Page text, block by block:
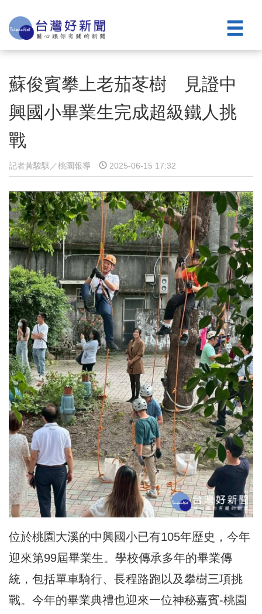
蘇俊賓攀上老茄苳樹 見證中
興國小畢業生完成超級鐵人挑
戰
記者黃駿騏／桃園報導 2025-06-15 17:32
位於桃園大溪的中興國小已有105年歷史，今年
迎來第99屆畢業生。學校傳承多年的畢業傳
統，包括單車騎行、長程路跑以及攀樹三項挑
戰。今年的畢業典禮也迎來一位神秘嘉賓-桃園